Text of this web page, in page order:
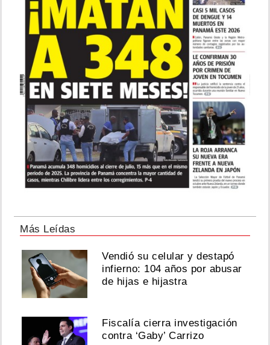
Más Leídas
Vendió su celular y destapó
infierno: 104 años por abusar
de hijas e hijastra
Fiscalía cierra investigación
contra ‘Gaby’ Carrizo